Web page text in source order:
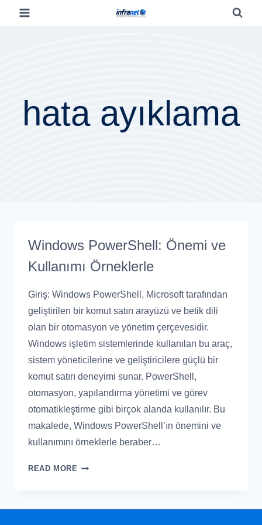
hata ayıklama
Windows PowerShell: Önemi ve
Kullanımı Örneklerle
Giriş: Windows PowerShell, Microsoft tarafından
geliştirilen bir komut satırı arayüzü ve betik dili
olan bir otomasyon ve yönetim çerçevesidir.
Windows işletim sistemlerinde kullanılan bu araç,
sistem yöneticilerine ve geliştiricilere güçlü bir
komut satırı deneyimi sunar. PowerShell,
otomasyon, yapılandırma yönetimi ve görev
otomatikleştirme gibi birçok alanda kullanılır. Bu
makalede, Windows PowerShell’ın önemini ve
kullanımını örneklerle beraber…
READ MORE